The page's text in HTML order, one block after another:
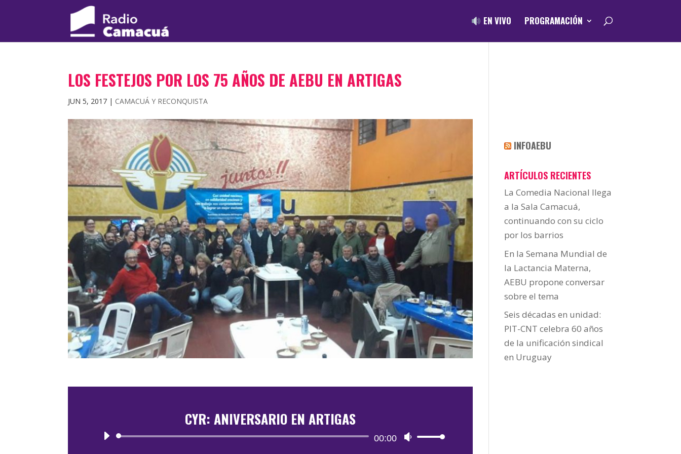
EN VIVO PROGRAMACIÓN
LOS FESTEJOS POR LOS 75 AÑOS DE AEBU EN ARTIGAS
JUN 5, 2017 | CAMACUÁ Y RECONQUISTA
CYR: ANIVERSARIO EN ARTIGAS
Reproductor
00:00
Utiliza
INFOAEBU
ARTÍCULOS RECIENTES
La Comedia Nacional llega
a la Sala Camacuá,
continuando con su ciclo
por los barrios
En la Semana Mundial de
la Lactancia Materna,
AEBU propone conversar
sobre el tema
Seis décadas en unidad:
PIT-CNT celebra 60 años
de la unificación sindical
en Uruguay